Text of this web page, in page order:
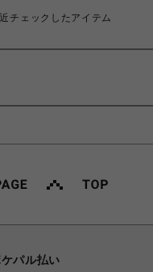
チェックしたアイテム
パル払い